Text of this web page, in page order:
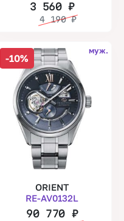
3 560₽
4 190₽
-10%
муж.
ORIENT
RE-AV0132L
90 770 ₽